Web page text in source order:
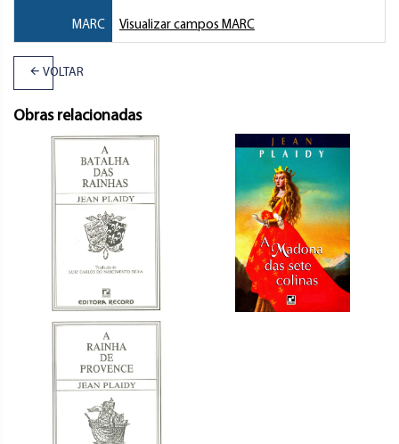
MARC Visualizar campos MARC
VOLTAR
Obras relacionadas